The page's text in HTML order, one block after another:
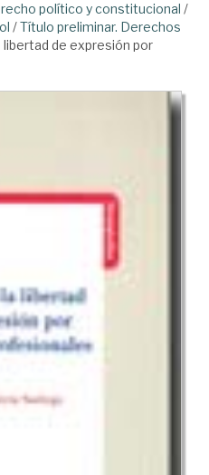
político y constitucional /
/Título preliminar. Derechos
libertad de expresión por